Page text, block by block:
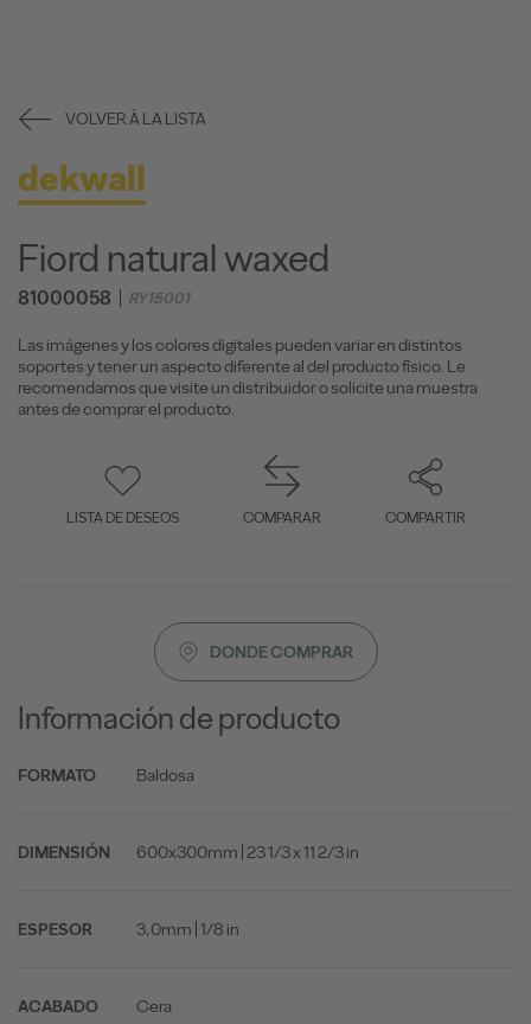
VOLVER À LA LISTA
dekwall
Fiord natural waxed
81000058 RY15001
Las imágenes y los colores digitales pueden variar en distintos
soportes y tener un aspecto diferente al del producto físico. Le
recomendamos que visite un distribuidor o solicite una muestra
antes de comprar el producto.
LISTA DE DESEOS COMPARAR COMPARTIR
DONDE COMPRAR
Información de producto
FORMATO Baldosa
DIMENSIÓN 600x300mm | 23 1/3 x 11 2/3 in
ESPESOR 3,0mm | 1/8 in
ACABADO Cera